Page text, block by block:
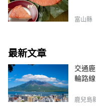
富山縣
最新文章
交通
輪路線
鹿兒島